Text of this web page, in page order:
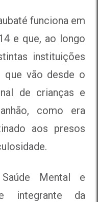
funciona em
e que, ao longo
instituições
que vão desde o
de crianças e
como era
aos presos
Mental e
integrante da